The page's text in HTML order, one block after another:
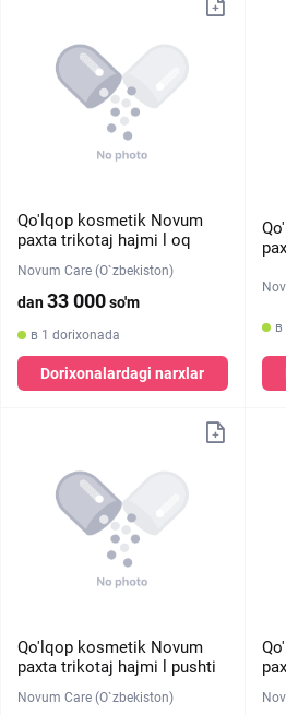
Qo'lqop kosmetik Novum
paxta trikotaj hajmi l oq
Novum Care (O`zbekiston)
dan33 000so'm
в 1 dorixonada
Dorixonalardagi narxlar
в
Qo'lqop kosmetik Novum
paxta trikotaj hajmi l pushti
Novum Care (O`zbekiston)